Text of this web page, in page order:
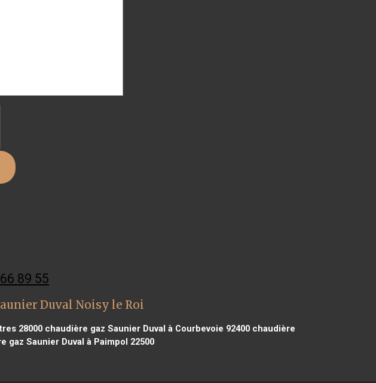
89 55
Duval Noisy le Roi
28000chaudière gaz Saunier Duval à Courbevoie 92400chaudière
gaz Saunier Duval à Paimpol 22500